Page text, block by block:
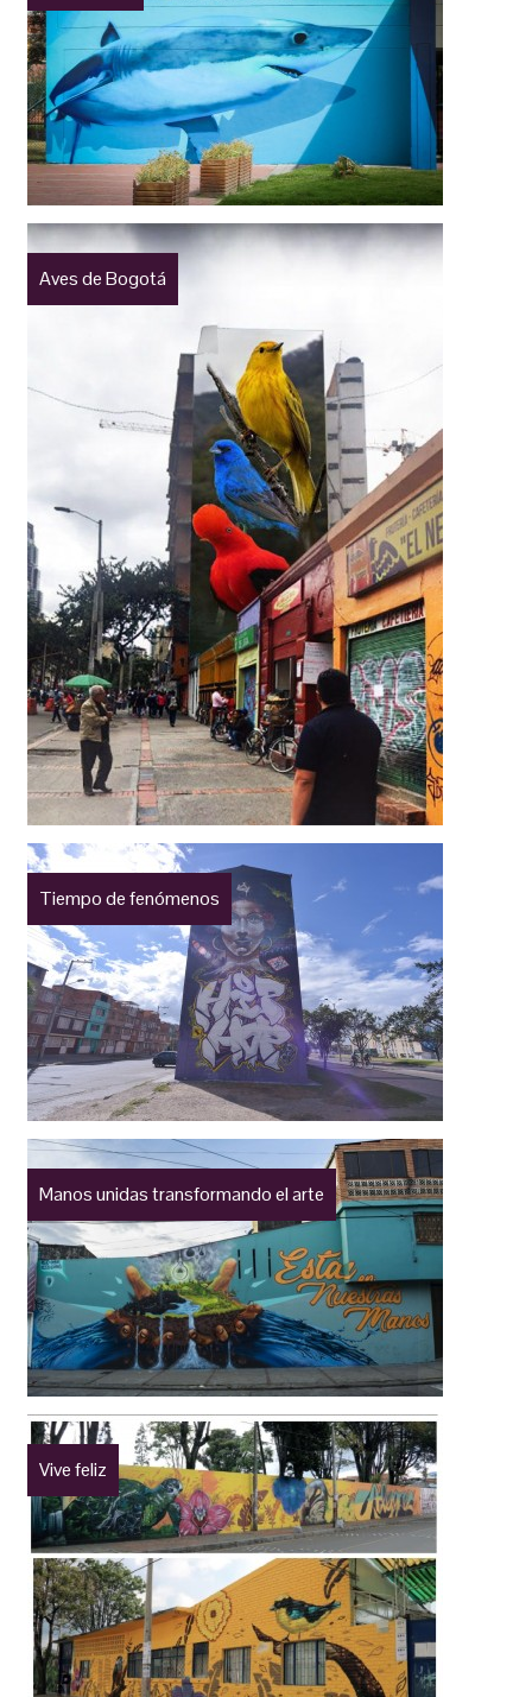
Aves de Bogotá
Tiempo de fenómenos
Manos unidas transformando el arte
Vive feliz